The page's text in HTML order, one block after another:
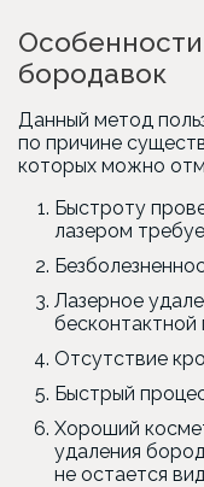
бородавок
Данный метод
по причине
которых можно
Быстроту
лазером
Лазерное
бесконтактной
Отсутствие
Быстрый
Хороший
удаления
не остается